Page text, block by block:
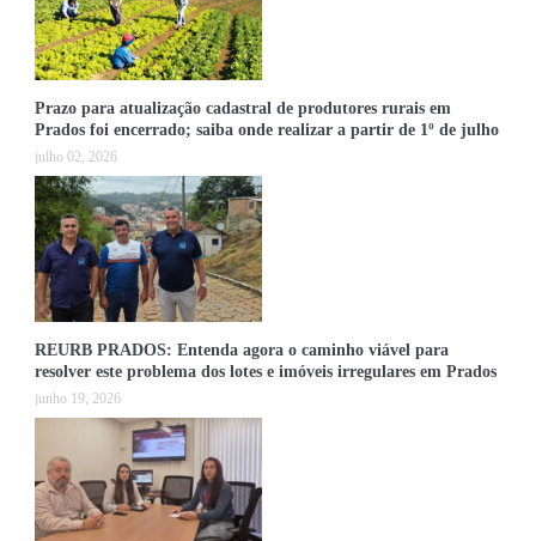
Prazo para atualização cadastral de produtores rurais em
Prados foi encerrado; saiba onde realizar a partir de 1º de julho
julho 02, 2026
REURB PRADOS: Entenda agora o caminho viável para
resolver este problema dos lotes e imóveis irregulares em Prados
junho 19, 2026